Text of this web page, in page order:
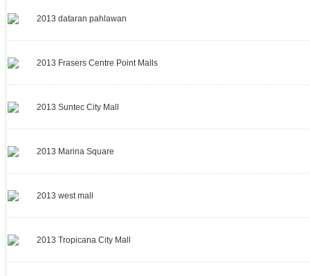
2013 dataran pahlawan
2013 Frasers Centre Point Malls
2013 Suntec City Mall
2013 Marina Square
2013 west mall
2013 Tropicana City Mall